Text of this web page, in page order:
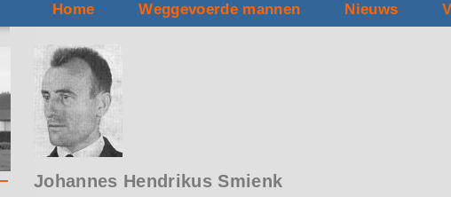
Home Weggevoerde mannen Nieuws
Johannes Hendrikus Smienk